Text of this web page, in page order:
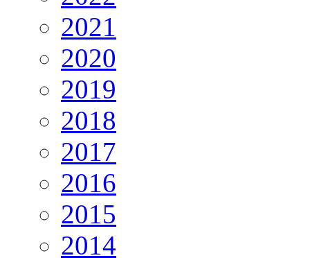
2021
2020
2019
2018
2017
2016
2015
2014